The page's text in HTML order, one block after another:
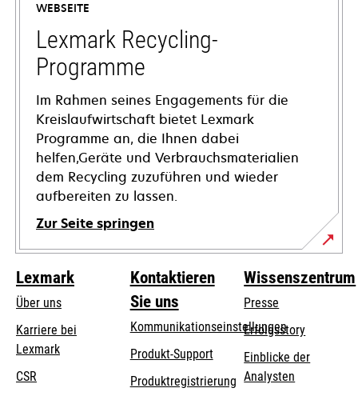
neuen
Registerkarte
geöffnet
WEBSEITE
Lexmark Recycling-
Programme
Im Rahmen seines Engagements für die
Kreislaufwirtschaft bietet Lexmark
Programme an, die Ihnen dabei
helfen,Geräte und Verbrauchsmaterialien
dem Recycling zuzuführen und wieder
aufbereiten zu lassen.
Zur Seite springen
Lexmark
Über uns
Karriere bei
Lexmark
CSR
Kontaktieren
Sie uns
Kommunikationseinstellungen
wird
in
einer
Produkt-Supportwird
einer
Produktregistrierung
Wissenszentrum
Presse
Erfolgsstory
Einblicke der
Analysten